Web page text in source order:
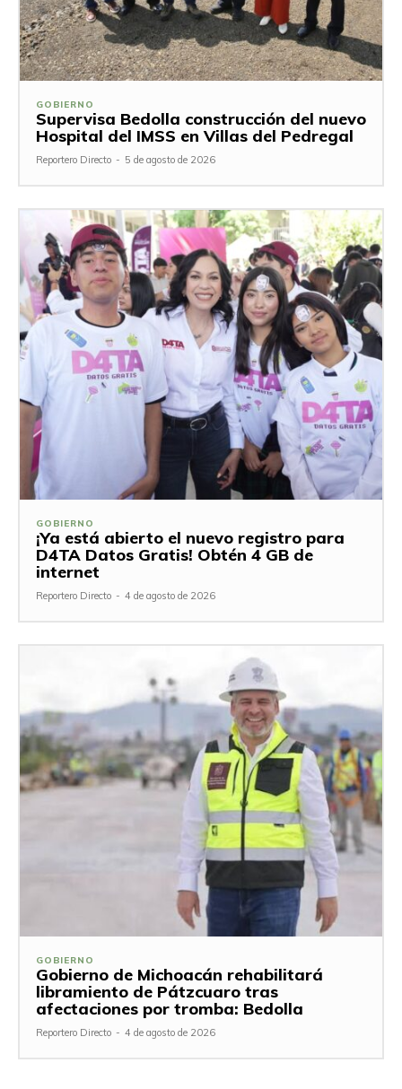
GOBIERNO
Supervisa Bedolla construcción del nuevo
Hospital del IMSS en Villas del Pedregal
Reportero Directo - 5 de agosto de 2026
GOBIERNO
¡Ya está abierto el nuevo registro para
D4TA Datos Gratis! Obtén 4 GB de
internet
Reportero Directo - 4 de agosto de 2026
GOBIERNO
Gobierno de Michoacán rehabilitará
libramiento de Pátzcuaro tras
afectaciones por tromba: Bedolla
Reportero Directo - 4 de agosto de 2026